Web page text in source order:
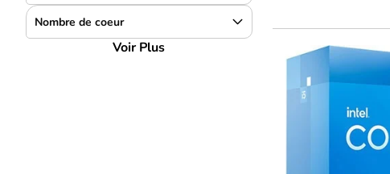
Nombre de coeur
Voir Plus